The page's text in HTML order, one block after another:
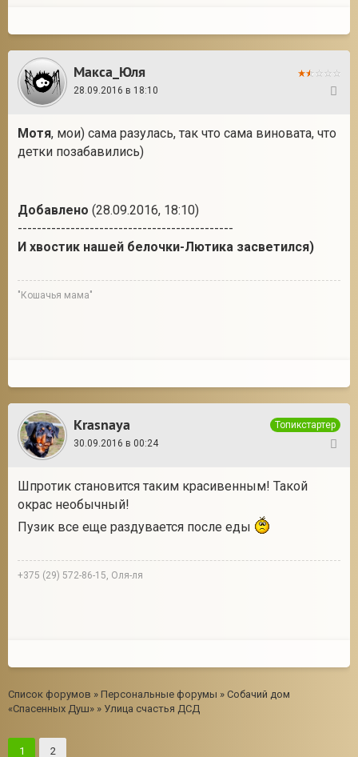
Макса_Юля
28.09.2016 в 18:10
Мотя, мои) сама разулась, так что сама виновата, что
детки позабавились)
Добавлено (28.09.2016, 18:10)
---------------------------------------------
И хвостик нашей белочки-Лютика засветился)
"Кошачья мама"
Krasnaya
Топикстартер
30.09.2016 в 00:24
Шпротик становится таким красивенным! Такой
окрас необычный!
Пузик все еще раздувается после еды
+375 (29) 572-86-15, Оля-ля
Список форумов » Персональные форумы » Собачий дом
«Спасенных Душ» » Улица счастья ДСД
1 2